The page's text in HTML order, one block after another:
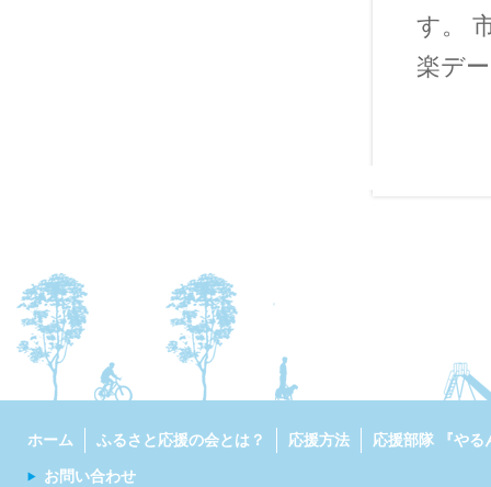
す。
楽デ
ホーム ふるさと応援の会とは？ 応援方法 応援部隊 『やる
お問い合わせ